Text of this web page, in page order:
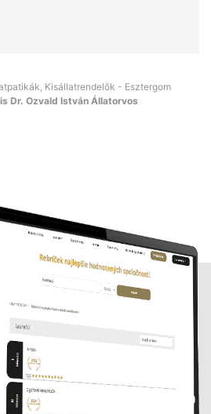
Kisállatrendelők - Esztergom
Dr. Ozvald István Állatorvos